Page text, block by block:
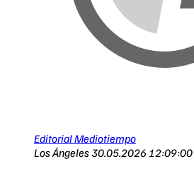
Editorial Mediotiempo
Los Ángeles30.05.2026 12:09:00